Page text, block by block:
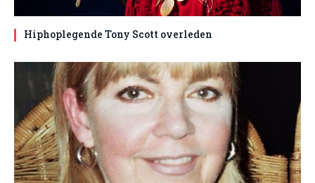
Hiphoplegende Tony Scott overleden